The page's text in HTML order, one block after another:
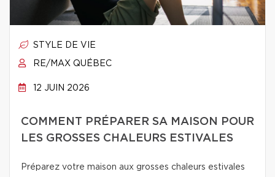
STYLE DE VIE
RE/MAX QUÉBEC
12 JUIN 2026
COMMENT PRÉPARER SA MAISON POUR
LES GROSSES CHALEURS ESTIVALES
Préparez votre maison aux grosses chaleurs estivales